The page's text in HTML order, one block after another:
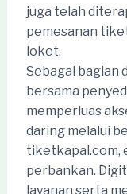
juga telah
pemesanan
loket.
Sebagai bagian
bersama
memperluas
daring melalui
tiketkapal.com,
perbankan.
layanan serta